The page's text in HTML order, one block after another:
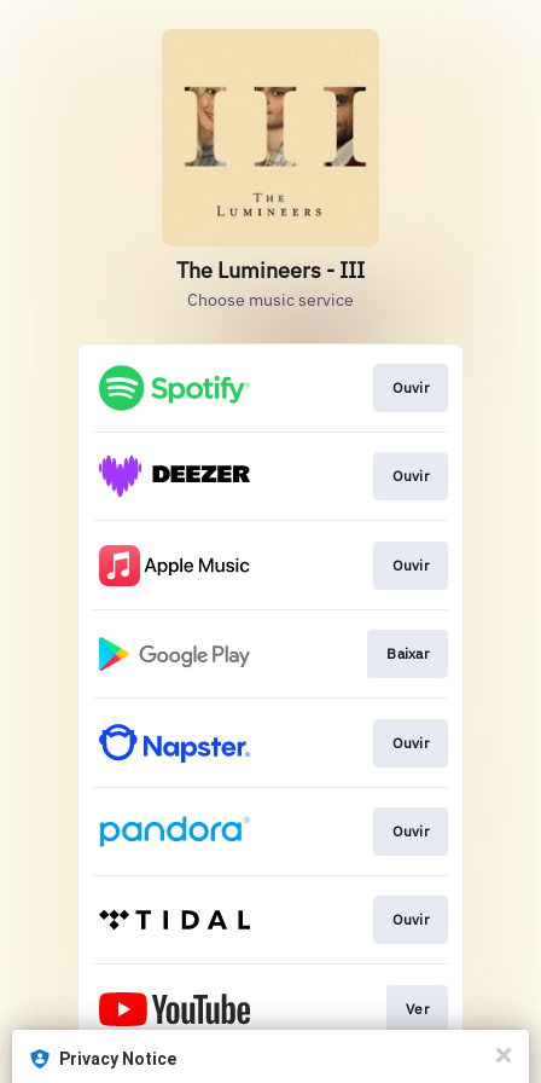
The Lumineers - III
Choose music service
Ouvir
Ouvir
Ouvir
Baixar
Ouvir
Ouvir
Ouvir
Ver
Privacy Notice